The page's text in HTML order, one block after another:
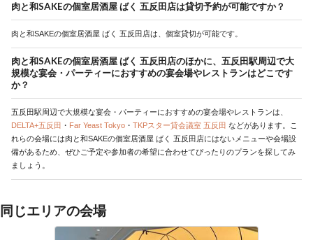
肉と和SAKEの個室居酒屋 ばく 五反田店は貸切予約が可能ですか？
肉と和SAKEの個室居酒屋 ばく 五反田店は、個室貸切が可能です。
肉と和SAKEの個室居酒屋 ばく 五反田店のほかに、五反田駅周辺で大
規模な宴会・パーティーにおすすめの宴会場やレストランはどこです
か？
五反田駅周辺で大規模な宴会・パーティーにおすすめの宴会場やレストランは、
DELTA+五反田 ・ Far Yeast Tokyo ・ TKPスター貸会議室 五反田 などがあります。こ
れらの会場には肉と和SAKEの個室居酒屋 ばく 五反田店にはないメニューや会場設
備があるため、ぜひご予定や参加者の希望に合わせてぴったりのプランを探してみ
ましょう。
同じエリアの会場